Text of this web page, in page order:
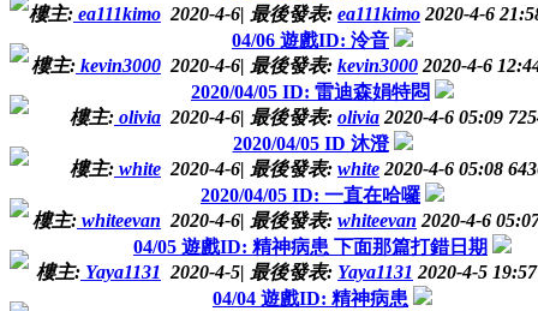
樓主: ea111kimo 2020-4-6| 最後發表: ea111kimo 2020-4-6
04/06 遊戲ID: 泠音
樓主: kevin3000 2020-4-6| 最後發表: kevin3000 2020-4-6
2020/04/05 ID: 雷迪森娟特悶
樓主: olivia 2020-4-6| 最後發表: olivia 2020-4-6 05:09
2020/04/05 ID 沐澄
樓主: white 2020-4-6| 最後發表: white 2020-4-6 05:08
2020/04/05 ID: 一直在哈囉
樓主: whiteevan 2020-4-6| 最後發表: whiteevan 2020-4-6
04/05 遊戲ID: 精神病患 下面那篇打錯日期
樓主: Yaya1131 2020-4-5| 最後發表: Yaya1131 2020-4-5 19:57
04/04 遊戲ID: 精神病患